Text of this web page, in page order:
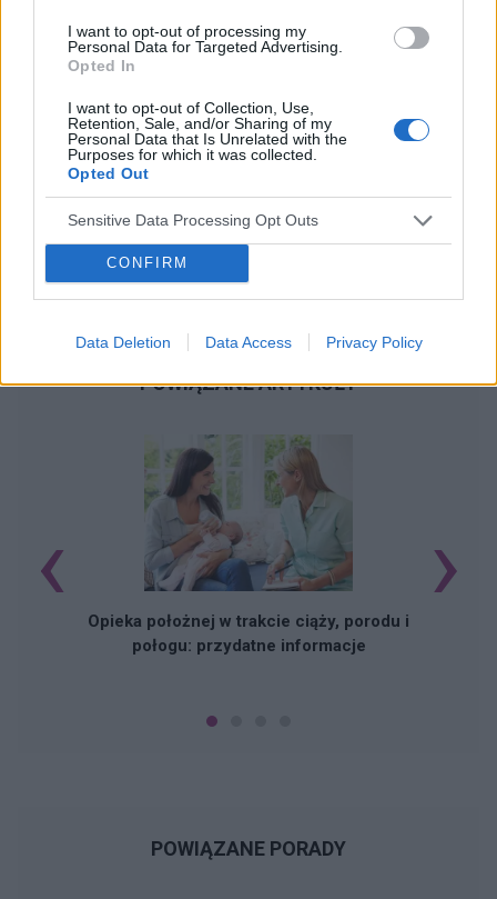
I want to opt-out of processing my
Personal Data for Targeted Advertising.
Opted In
I want to opt-out of Collection, Use,
Retention, Sale, and/or Sharing of my
Personal Data that Is Unrelated with the
Purposes for which it was collected.
Opted Out
Sensitive Data Processing Opt Outs
CONFIRM
Data Deletion Data Access Privacy Policy
POWIĄZANE ARTYKUŁY
Opieka położnej w trakcie ciąży, porodu i
połogu: przydatne informacje
‹ ›
POWIĄZANE PORADY